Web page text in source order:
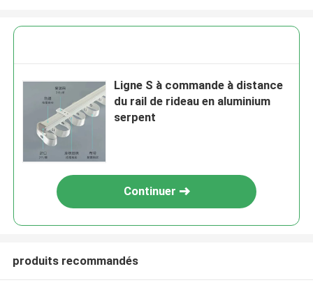
Ligne S à commande à distance
du rail de rideau en aluminium
serpent
Continuer
produits recommandés